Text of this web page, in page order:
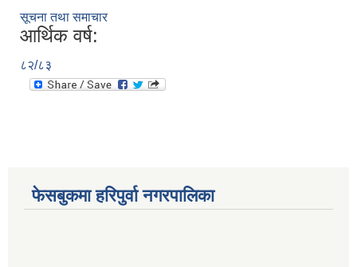
सूचना तथा समाचार
आर्थिक वर्ष:
८२/८३
फेसबुकमा हरिपुर्वा नगरपालिका